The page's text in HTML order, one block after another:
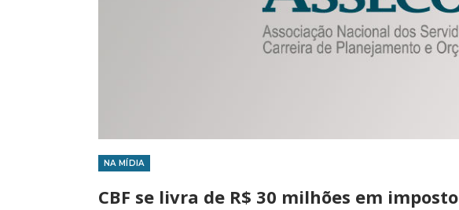
NA MÍDIA
CBF se livra de R$ 30 milhões em imposto